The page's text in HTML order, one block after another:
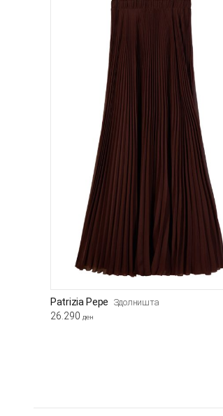
Patrizia Pepe Здолништа
26.290 ден